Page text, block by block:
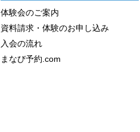
体験会のご案内
資料請求・体験のお申し込み
入会の流れ
まなび予約.com